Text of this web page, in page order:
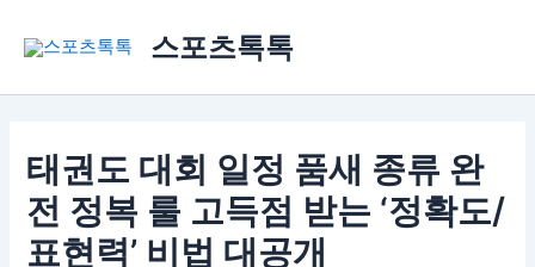
로
스포츠톡톡
태권도 대회 일정 품새 종류 완
전 정복 룰 고득점 받는 ‘정확도/
표현력’ 비법 대공개